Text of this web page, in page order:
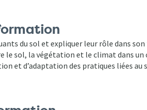
du sol et expliquer leur rôle dans
le sol, la végétation et le climat dans un
et d’adaptation des pratiques liées